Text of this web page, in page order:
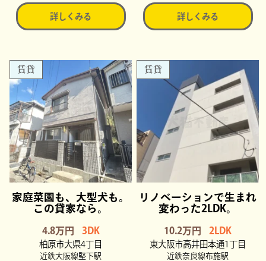
詳しくみる 詳しくみる
賃貸
家庭菜園も、大型犬も。
この貸家なら。
4.8万円 3DK
柏原市大県4丁目
近鉄大阪線堅下駅
賃貸
リノベーションで生まれ
変わった2LDK。
10.2万円 2LDK
東大阪市高井田本通1丁目
近鉄奈良線布施駅